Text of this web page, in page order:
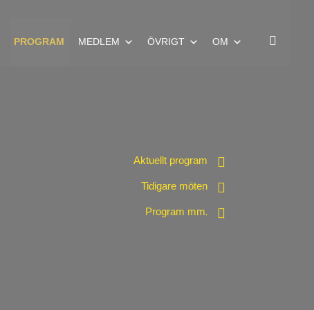
PROGRAM MEDLEM ÖVRIGT OM Search
Aktuellt program
Tidigare möten
Program mm.